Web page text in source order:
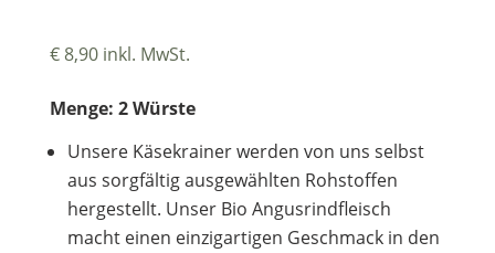
€8,90 inkl. MwSt.
Menge: 2 Würste
Unsere Käsekrainer werden von uns selbst
aus sorgfältig ausgewählten Rohstoffen
hergestellt. Unser Bio Angusrindfleisch
macht einen einzigartigen Geschmack in den